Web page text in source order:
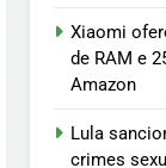
Xiaomi
de RAM e
Amazon
Lula
crimes